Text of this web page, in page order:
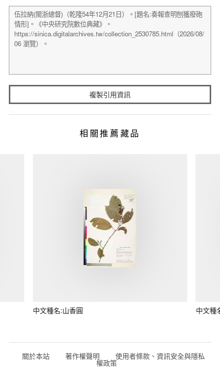
複製引用資訊
相關推薦藏品
中文種名:山香圓 中文種
關於本站 著作權聲明 使用者條款、資訊安全與隱私
權政策